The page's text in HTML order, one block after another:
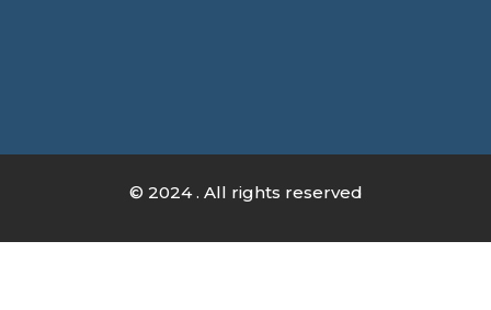
© 2024 . All rights reserved